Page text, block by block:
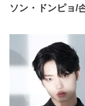
ソン・ドンピョ/